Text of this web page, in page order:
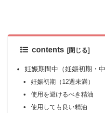
contents
妊娠期間中（妊娠初期・中
妊娠初期（12週未満）
使用を避けるべき精油
使用しても良い精油